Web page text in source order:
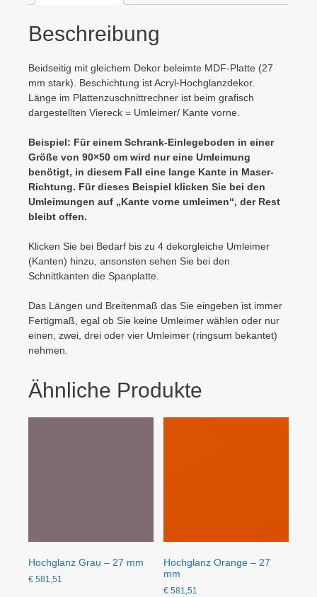
Beschreibung
Beidseitig mit gleichem Dekor beleimte MDF-Platte (27
mm stark). Beschichtung ist Acryl-Hochglanzdekor.
Länge im Plattenzuschnittrechner ist beim grafisch
dargestellten Viereck = Umleimer/ Kante vorne.
Beispiel: Für einem Schrank-Einlegeboden in einer
Größe von 90×50 cm wird nur eine Umleimung
benötigt, in diesem Fall eine lange Kante in Maser-
Richtung. Für dieses Beispiel klicken Sie bei den
Umleimungen auf „Kante vorne umleimen“, der Rest
bleibt offen.
Klicken Sie bei Bedarf bis zu 4 dekorgleiche Umleimer
(Kanten) hinzu, ansonsten sehen Sie bei den
Schnittkanten die Spanplatte.
Das Längen und Breitenmaß das Sie eingeben ist immer
Fertigmaß, egal ob Sie keine Umleimer wählen oder nur
einen, zwei, drei oder vier Umleimer (ringsum bekantet)
nehmen.
Ähnliche Produkte
Hochglanz Grau – 27 mm
€ 581,51
Hochglanz Orange – 27
mm
€ 581,51